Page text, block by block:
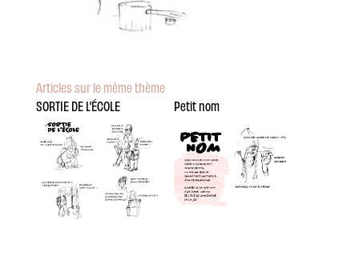
Articles sur le même thème
SORTIE DE L’ÉCOLE
Petit nom